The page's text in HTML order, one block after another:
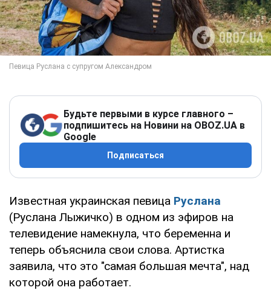
Будьте первыми в курсе главного –
подпишитесь на Новини на OBOZ.UA в
Google
Подписаться
Известная украинская певица Руслана
(Руслана Лыжичко) в одном из эфиров на
телевидение намекнула, что беременна и
теперь объяснила свои слова. Артистка
заявила, что это "самая большая мечта", над
которой она работает.